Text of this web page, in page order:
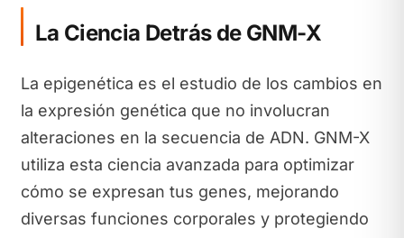
La Ciencia Detrás de GNM-X
La epigenética es el estudio de los cambios en
la expresión genética que no involucran
alteraciones en la secuencia de ADN. GNM-X
utiliza esta ciencia avanzada para optimizar
cómo se expresan tus genes, mejorando
diversas funciones corporales y protegiendo